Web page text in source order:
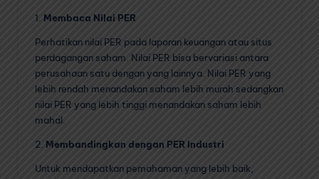
1. Membaca Nilai PER
Perhatikan nilai PER pada laporan keuangan atau situs
perdagangan saham. Nilai PER bisa bervariasi antara
perusahaan satu dengan yang lainnya. Nilai PER yang
lebih rendah menandakan saham lebih murah sedangkan
nilai PER yang lebih tinggi menandakan saham lebih
mahal.
2. Membandingkan dengan PER Industri
Untuk mendapatkan pemahaman yang lebih baik,